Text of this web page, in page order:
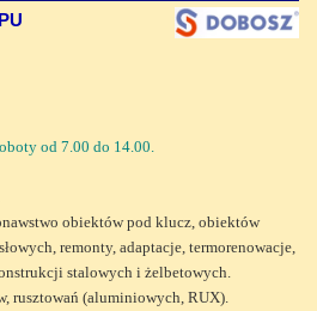
od 7.00 do 14.00.
obiektów pod klucz, obiektów
remonty, adaptacje, termorenowacje,
stalowych i żelbetowych.
rusztowań (aluminiowych, RUX).